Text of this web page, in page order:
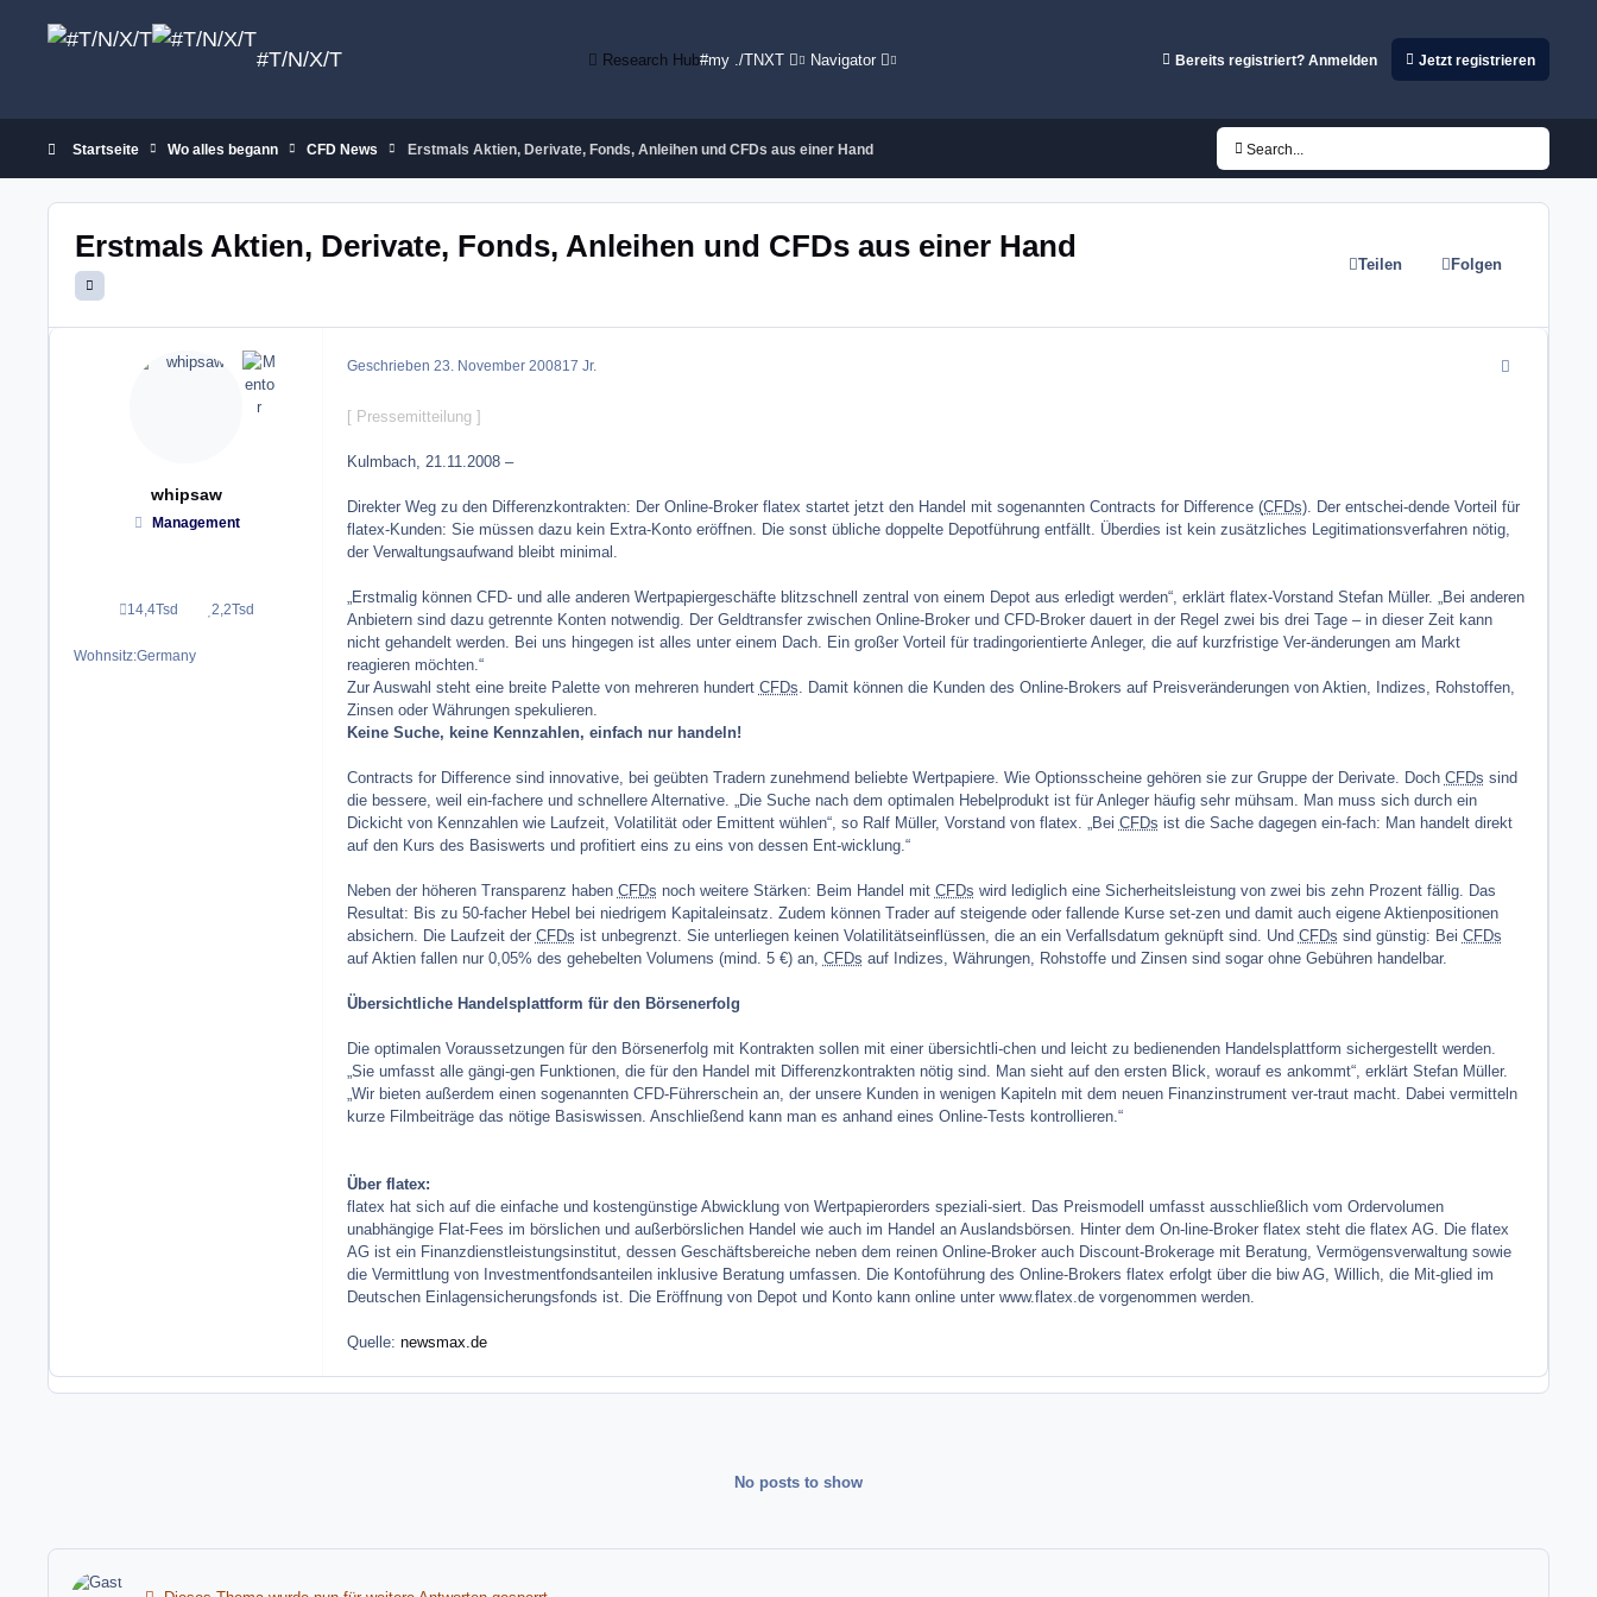
#T/N/X/T Research Hub#my ./TNXT Navigator Bereits registriert? Anmelden Jetzt registrieren
Startseite Wo alles begann CFD News Erstmals Aktien, Derivate, Fonds, Anleihen und CFDs aus einer Hand Search...
Erstmals Aktien, Derivate, Fonds, Anleihen und CFDs aus einer Hand
Teilen Folgen
whipsaw
Management
14,4Tsd
Beiträge 2,2Tsd
Reputation
Wohnsitz:Germany
Geschrieben 23. November 200817 Jr.
[ Pressemitteilung ]
Kulmbach, 21.11.2008 –
Direkter Weg zu den Differenzkontrakten: Der Online-Broker flatex startet jetzt den Handel mit sogenannten Contracts for Difference (CFDs). Der entschei-dende Vorteil für
flatex-Kunden: Sie müssen dazu kein Extra-Konto eröffnen. Die sonst übliche doppelte Depotführung entfällt. Überdies ist kein zusätzliches Legitimationsverfahren nötig,
der Verwaltungsaufwand bleibt minimal.
„Erstmalig können CFD- und alle anderen Wertpapiergeschäfte blitzschnell zentral von einem Depot aus erledigt werden“, erklärt flatex-Vorstand Stefan Müller. „Bei anderen
Anbietern sind dazu getrennte Konten notwendig. Der Geldtransfer zwischen Online-Broker und CFD-Broker dauert in der Regel zwei bis drei Tage – in dieser Zeit kann
nicht gehandelt werden. Bei uns hingegen ist alles unter einem Dach. Ein großer Vorteil für tradingorientierte Anleger, die auf kurzfristige Ver-änderungen am Markt
reagieren möchten.“
Zur Auswahl steht eine breite Palette von mehreren hundert CFDs . Damit können die Kunden des Online-Brokers auf Preisveränderungen von Aktien, Indizes, Rohstoffen,
Zinsen oder Währungen spekulieren.
Keine Suche, keine Kennzahlen, einfach nur handeln!
Contracts for Difference sind innovative, bei geübten Tradern zunehmend beliebte Wertpapiere. Wie Optionsscheine gehören sie zur Gruppe der Derivate. Doch CFDs sind
die bessere, weil ein-fachere und schnellere Alternative. „Die Suche nach dem optimalen Hebelprodukt ist für Anleger häufig sehr mühsam. Man muss sich durch ein
Dickicht von Kennzahlen wie Laufzeit, Volatilität oder Emittent wühlen“, so Ralf Müller, Vorstand von flatex. „Bei CFDs ist die Sache dagegen ein-fach: Man handelt direkt
auf den Kurs des Basiswerts und profitiert eins zu eins von dessen Ent-wicklung.“
Neben der höheren Transparenz haben CFDs noch weitere Stärken: Beim Handel mit CFDs wird lediglich eine Sicherheitsleistung von zwei bis zehn Prozent fällig. Das
Resultat: Bis zu 50-facher Hebel bei niedrigem Kapitaleinsatz. Zudem können Trader auf steigende oder fallende Kurse set-zen und damit auch eigene Aktienpositionen
absichern. Die Laufzeit der CFDs ist unbegrenzt. Sie unterliegen keinen Volatilitätseinflüssen, die an ein Verfallsdatum geknüpft sind. Und CFDs sind günstig: Bei CFDs
auf Aktien fallen nur 0,05% des gehebelten Volumens (mind. 5 €) an, CFDs auf Indizes, Währungen, Rohstoffe und Zinsen sind sogar ohne Gebühren handelbar.
Übersichtliche Handelsplattform für den Börsenerfolg
Die optimalen Voraussetzungen für den Börsenerfolg mit Kontrakten sollen mit einer übersichtli-chen und leicht zu bedienenden Handelsplattform sichergestellt werden.
„Sie umfasst alle gängi-gen Funktionen, die für den Handel mit Differenzkontrakten nötig sind. Man sieht auf den ersten Blick, worauf es ankommt“, erklärt Stefan Müller.
„Wir bieten außerdem einen sogenannten CFD-Führerschein an, der unsere Kunden in wenigen Kapiteln mit dem neuen Finanzinstrument ver-traut macht. Dabei vermitteln
kurze Filmbeiträge das nötige Basiswissen. Anschließend kann man es anhand eines Online-Tests kontrollieren.“
Über flatex:
flatex hat sich auf die einfache und kostengünstige Abwicklung von Wertpapierorders speziali-siert. Das Preismodell umfasst ausschließlich vom Ordervolumen
unabhängige Flat-Fees im börslichen und außerbörslichen Handel wie auch im Handel an Auslandsbörsen. Hinter dem On-line-Broker flatex steht die flatex AG. Die flatex
AG ist ein Finanzdienstleistungsinstitut, dessen Geschäftsbereiche neben dem reinen Online-Broker auch Discount-Brokerage mit Beratung, Vermögensverwaltung sowie
die Vermittlung von Investmentfondsanteilen inklusive Beratung umfassen. Die Kontoführung des Online-Brokers flatex erfolgt über die biw AG, Willich, die Mit-glied im
Deutschen Einlagensicherungsfonds ist. Die Eröffnung von Depot und Konto kann online unter www.flatex.de vorgenommen werden.
Quelle: newsmax.de
No posts to show